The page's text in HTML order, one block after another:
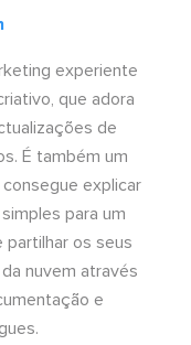
experiente
que adora
de
É também um
explicar
para um
partilhar os seus
nuvem através
e